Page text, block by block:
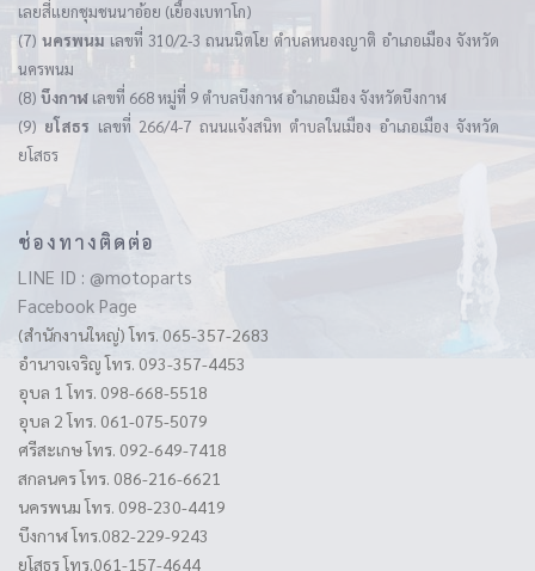
เลยสี่แยกชุมชนนาอ้อย (เยื้องเบทาโก)
(7)นครพนม เลขที่ 310/2-3 ถนนนิตโย ตำบลหนองญาติ อำเภอเมือง จังหวัด
นครพนม
(8) บึงกาฬ เลขที่ 668 หมู่ที่ 9 ตำบลบึงกาฬ อำเภอเมือง จังหวัดบึงกาฬ
(9) ยโสธร เลขที่ 266/4-7 ถนนแจ้งสนิท ตำบลในเมือง อำเภอเมือง จังหวัด
ยโสธร
ช่องทางติดต่อ
LINE ID : @motoparts
Facebook Page
(สำนักงานใหญ่) โทร. 065-357-2683
อำนาจเจริญ โทร. 093-357-4453
อุบล 1 โทร. 098-668-5518
อุบล 2 โทร. 061-075-5079
ศรีสะเกษ โทร. 092-649-7418
สกลนคร โทร. 086-216-6621
นครพนม โทร. 098-230-4419
บึงกาฬ โทร.082-229-9243
ยโสธร โทร.061-157-4644